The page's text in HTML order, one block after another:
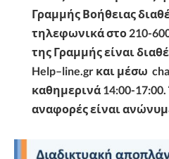
Γραμμής Βοήθειας
τηλεφωνικά στο 210-
της Γραμμής είναι
Help–line.gr και μέσω
καθημερινά 14:00-17:00.
αναφορές είναι